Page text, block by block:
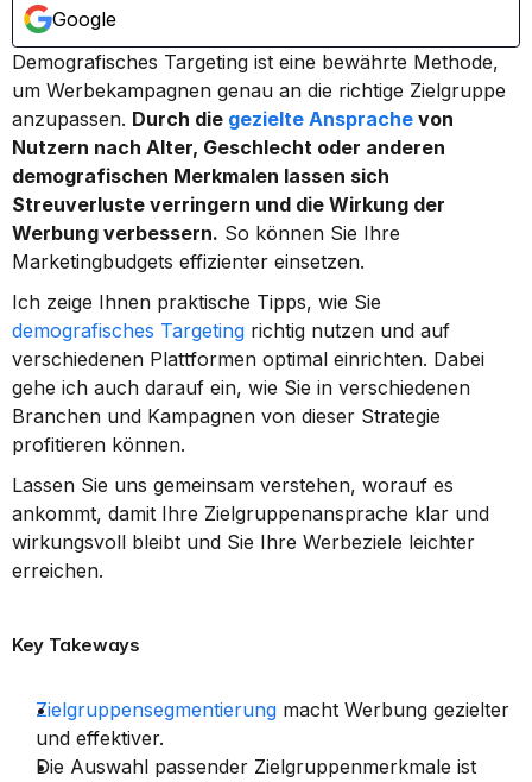
Google
Demografisches Targeting ist eine bewährte Methode,
um Werbekampagnen genau an die richtige Zielgruppe
anzupassen. Durch die gezielte Ansprache von
Nutzern nach Alter, Geschlecht oder anderen
demografischen Merkmalen lassen sich
Streuverluste verringern und die Wirkung der
Werbung verbessern. So können Sie Ihre
Marketingbudgets effizienter einsetzen.
demografisches Targeting richtig nutzen und auf
verschiedenen Plattformen optimal einrichten. Dabei
gehe ich auch darauf ein, wie Sie in verschiedenen
Branchen und Kampagnen von dieser Strategie
profitieren können.
Lassen Sie uns gemeinsam verstehen, worauf es
ankommt, damit Ihre Zielgruppenansprache klar und
wirkungsvoll bleibt und Sie Ihre Werbeziele leichter
erreichen.
Key Takeways
Zielgruppensegmentierung macht Werbung gezielter
und effektiver.
Die Auswahl passender Zielgruppenmerkmale ist